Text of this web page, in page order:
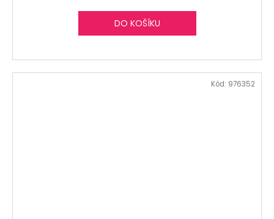
DO KOŠÍKU
Kód: 976352